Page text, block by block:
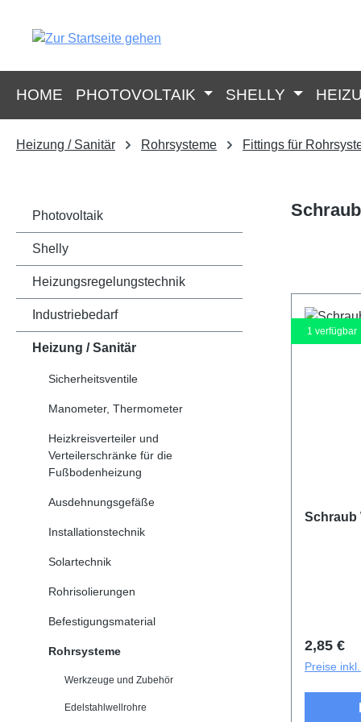
HOME PHOTOVOLTAIK SHELLY
Heizung / Sanitär Rohrsysteme Fittings für
Photovoltaik
Shelly
Heizungsregelungstechnik
Industriebedarf
Heizung / Sanitär
Sicherheitsventile
Manometer, Thermometer
Heizkreisverteiler und
Verteilerschränke für die
Fußbodenheizung
Ausdehnungsgefäße
Installationstechnik
Solartechnik
Rohrisolierungen
Befestigungsmaterial
Rohrsysteme
Werkzeuge und Zubehör
Edelstahlwellrohre
1 verfügbar
Schraub
2,85 €
Preise